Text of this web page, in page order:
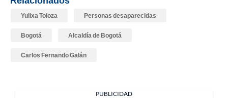
Yulixa Toloza Personas desaparecidas
Bogotá Alcaldía de Bogotá
Carlos Fernando Galán
PUBLICIDAD